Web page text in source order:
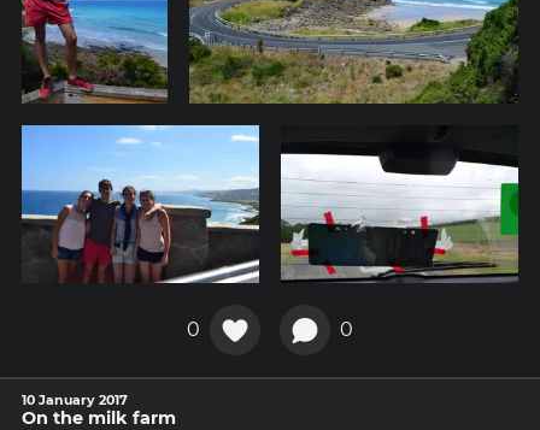
0 0
10 January 2017
On the milk farm